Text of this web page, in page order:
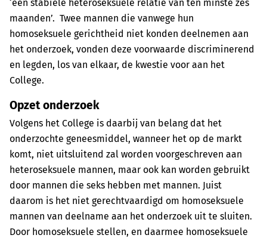
‘een stabiele heteroseksuele relatie van ten minste zes
maanden’. Twee mannen die vanwege hun
homoseksuele gerichtheid niet konden deelnemen aan
het onderzoek, vonden deze voorwaarde discriminerend
en legden, los van elkaar, de kwestie voor aan het
College.
Opzet onderzoek
Volgens het College is daarbij van belang dat het
onderzochte geneesmiddel, wanneer het op de markt
komt, niet uitsluitend zal worden voorgeschreven aan
heteroseksuele mannen, maar ook kan worden gebruikt
door mannen die seks hebben met mannen. Juist
daarom is het niet gerechtvaardigd om homoseksuele
mannen van deelname aan het onderzoek uit te sluiten.
Door homoseksuele stellen, en daarmee homoseksuele